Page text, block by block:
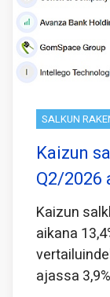
SALKUN
Kaizun
Q2/2026
Kaizun
aikana
ajassa